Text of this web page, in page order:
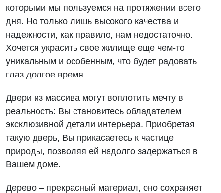
которыми мы пользуемся на протяжении всего
дня. Но только лишь высокого качества и
надежности, как правило, нам недостаточно.
Хочется украсить свое жилище еще чем-то
уникальным и особенным, что будет радовать
глаз долгое время.
Двери из массива могут воплотить мечту в
реальность: Вы становитесь обладателем
эксклюзивной детали интерьера. Приобретая
такую дверь, Вы прикасаетесь к частице
природы, позволяя ей надолго задержаться в
Вашем доме.
Дерево – прекрасный материал, оно сохраняет